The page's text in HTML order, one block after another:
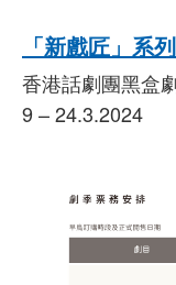
「新戲匠」系
香港話劇團黑盒
9 – 24.3.2024